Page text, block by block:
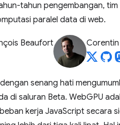
tahun pengembangan,
paralel data di web.
Beaufort Corentin
senang hati
di saluran Beta. WebGPU
kerja JavaScript secara